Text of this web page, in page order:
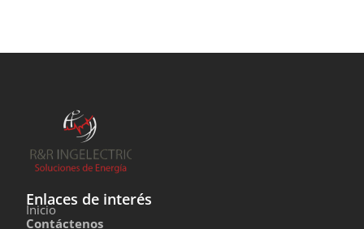
Enlaces de interés
Inicio
Contáctenos